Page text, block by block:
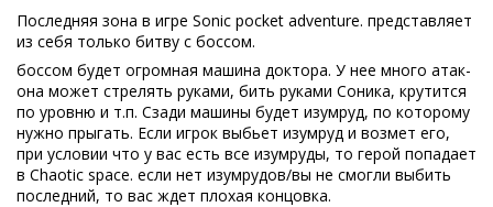
Последняя зона в игре Sonic pocket adventure. представляет
из себя только битву с боссом.
боссом будет огромная машина доктора. У нее много атак-
она может стрелять руками, бить руками Соника, крутится
по уровню и т.п. Сзади машины будет изумруд, по которому
нужно прыгать. Если игрок выбьет изумруд и возмет его,
при условии что у вас есть все изумруды, то герой попадает
в Chaotic space. если нет изумрудов/вы не смогли выбить
последний, то вас ждет плохая концовка.